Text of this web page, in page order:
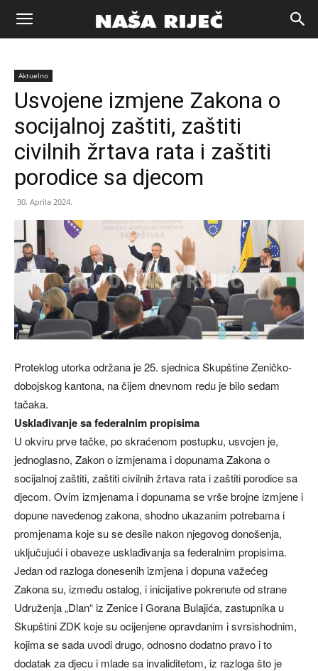
Naša
riječ
Zenica
Aktuelno
Usvojene izmjene Zakona o
socijalnoj zaštiti, zaštiti
civilnih žrtava rata i zaštiti
porodice sa djecom
30. Aprila 2024.
Proteklog utorka održana je 25. sjednica Skupštine Zeničko-
dobojskog kantona, na čijem dnevnom redu je bilo sedam
tačaka.
Usklađivanje sa federalnim propisima
U okviru prve tačke, po skraćenom postupku, usvojen je,
jednoglasno, Zakon o izmjenama i dopunama Zakona o
socijalnoj zaštiti, zaštiti civilnih žrtava rata i zaštiti porodice sa
djecom. Ovim izmjenama i dopunama se vrše brojne izmjene i
dopune navedenog zakona, shodno ukazanim potrebama i
promjenama koje su se desile nakon njegovog donošenja,
uključujući i obaveze usklađivanja sa federalnim propisima.
Jedan od razloga donesenih izmjena i dopuna važećeg
Zakona su, između ostalog, i inicijative pokrenute od strane
Udruženja „Dlan“ iz Zenice i Gorana Bulajića, zastupnika u
Skupštini ZDK koje su ocijenjene opravdanim i svrsishodnim,
kojima se sada uvodi drugo, odnosno dodatno pravo i to
dodatak za djecu i mlade sa invaliditetom, iz razloga što je